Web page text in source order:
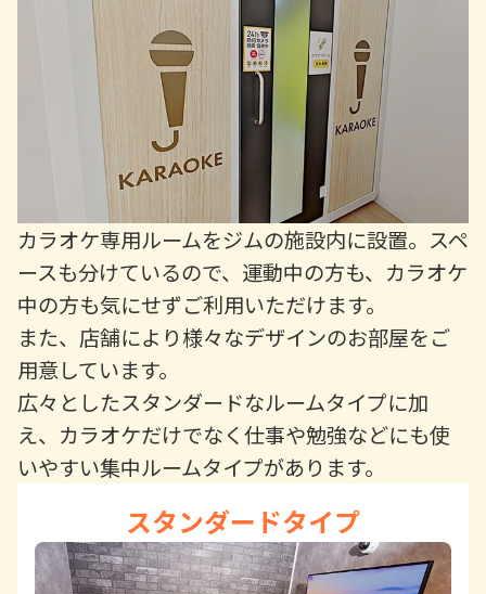
カラオケ専用ルームをジムの施設内に設置。スペ
ースも分けているので、運動中の方も、カラオケ
中の方も気にせずご利用いただけます。
また、店舗により様々なデザインのお部屋をご
用意しています。
広々としたスタンダードなルームタイプに加
え、カラオケだけでなく仕事や勉強などにも使
いやすい集中ルームタイプがあります。
スタンダードタイプ